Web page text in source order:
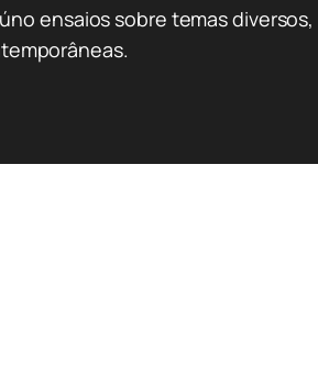
ensaios sobre temas diversos,